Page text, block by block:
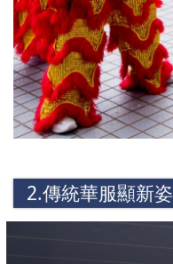
2.傳統華服顯新姿